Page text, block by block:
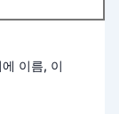
이름, 이